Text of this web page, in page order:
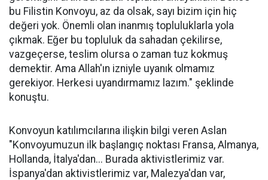
bu Filistin Konvoyu, az da olsak, sayı bizim için hiç
değeri yok. Önemli olan inanmış topluluklarla yola
çıkmak. Eğer bu topluluk da sahadan çekilirse,
vazgeçerse, teslim olursa o zaman tuz kokmuş
demektir. Ama Allah'ın izniyle uyanık olmamız
gerekiyor. Herkesi uyandırmamız lazım." şeklinde
konuştu.
Konvoyun katılımcılarına ilişkin bilgi veren Aslan
"Konvoyumuzun ilk başlangıç noktası Fransa, Almanya,
Hollanda, İtalya'dan... Burada aktivistlerimiz var.
İspanya'dan aktivistlerimiz var, Malezya'dan var,